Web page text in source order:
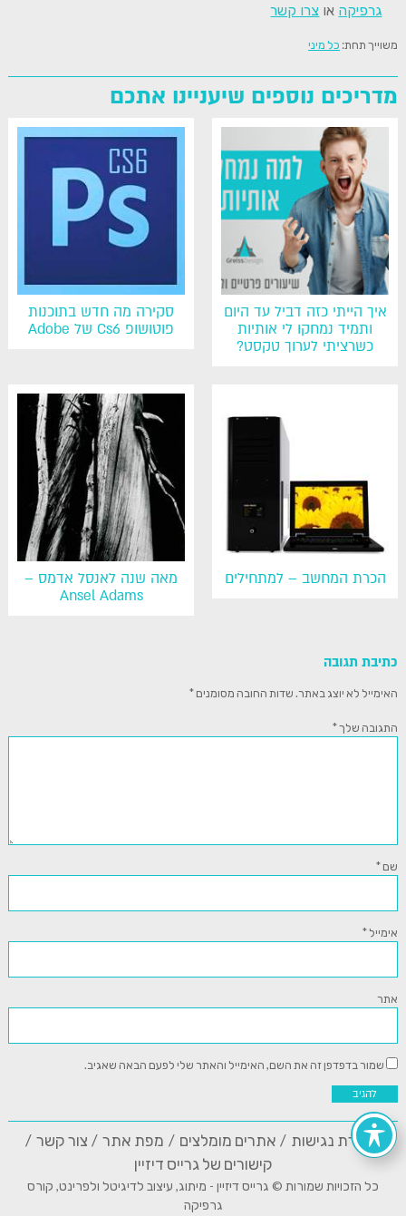
גרפיקה או צרו קשר
משוייך תחת: כל מיני
מדריכים נוספים שיעניינו אתכם
איך הייתי כזה דביל עד היום
ותמיד נמחקו לי אותיות
כשרציתי לערוך טקסט?
סקירה מה חדש בתוכנות
פוטושופ Cs6 של Adobe
הכרת המחשב – למתחילים
מאה שנה לאנסל אדמס –
Ansel Adams
כתיבת תגובה
האימייל לא יוצג באתר.שדות החובה מסומנים*
התגובה שלך*
שם*
אימייל*
אתר
שמור בדפדפן זה את השם, האימייל והאתר שלי לפעם הבאה שאגיב.
הצהרת נגישות אתרים מומלצים מפת אתר
צור קשר
קישורים של גרייס דיזיין
כל הזכויות שמורות © גרייס דיזיין - מיתוג, עיצוב לדיגיטל ולפרינט, קורס
גרפיקה